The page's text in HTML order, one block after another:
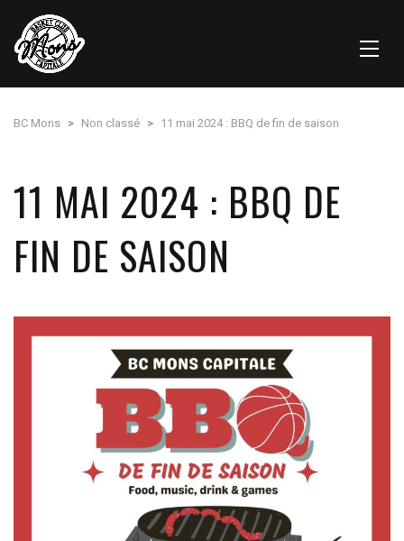
BC Mons > Non classé > 11 mai 2024 : BBQ de fin de saison
11 MAI 2024 : BBQ DE
FIN DE SAISON